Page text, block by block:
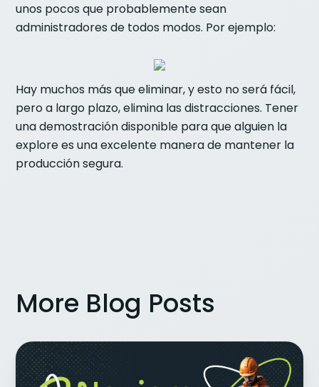
unos pocos que probablemente sean
administradores de todos modos. Por ejemplo:
Hay muchos más que eliminar, y esto no será fácil,
pero a largo plazo, elimina las distracciones. Tener
una demostración disponible para que alguien la
explore es una excelente manera de mantener la
producción segura.
More Blog Posts